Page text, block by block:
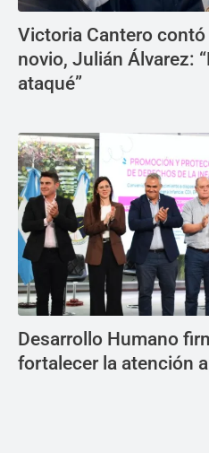
Victoria Cantero
novio, Julián Álvarez:
ataqué”
Desarrollo Humano
fortalecer la atención